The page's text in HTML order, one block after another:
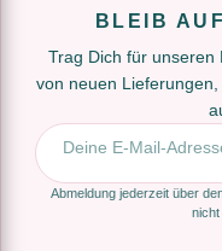
BLEIB
Trag Dich für unseren
von neuen
E-Mail-Adresse
Abmeldung jederzeit über
nicht